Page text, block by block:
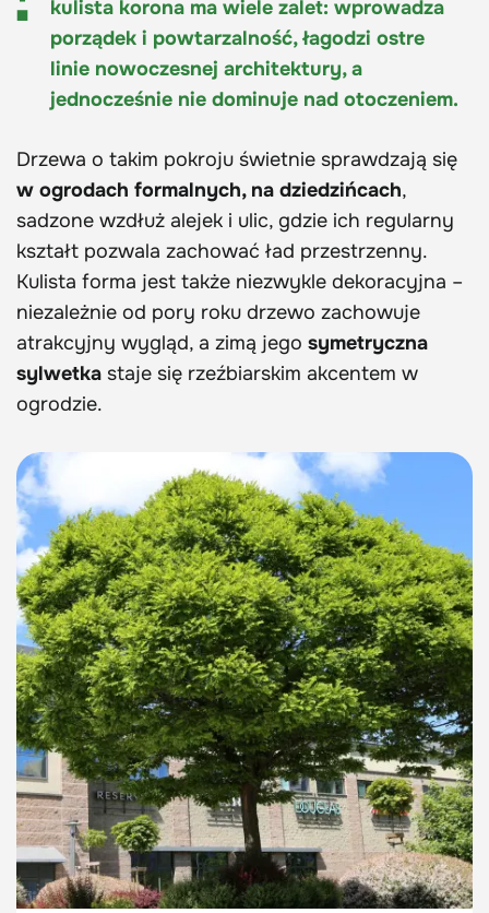
kulista korona ma wiele zalet: wprowadza
porządek i powtarzalność, łagodzi ostre
linie nowoczesnej architektury, a
jednocześnie nie dominuje nad otoczeniem.
Drzewa o takim pokroju świetnie sprawdzają się
w ogrodach formalnych, na dziedzińcach,
sadzone wzdłuż alejek i ulic, gdzie ich regularny
kształt pozwala zachować ład przestrzenny.
Kulista forma jest także niezwykle dekoracyjna –
niezależnie od pory roku drzewo zachowuje
atrakcyjny wygląd, a zimą jego symetryczna
sylwetka staje się rzeźbiarskim akcentem w
ogrodzie.